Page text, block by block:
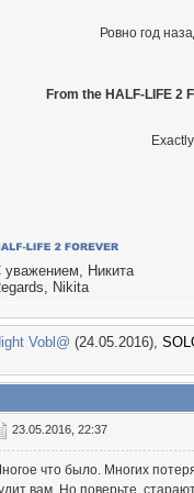
Ровно год
From the HALF-LIFE 2
уважением, Никита
Nikita
Vobl@ (24.05.2016),
23.05.2016, 22:37
что было. Многих
вам. Но поверьте,